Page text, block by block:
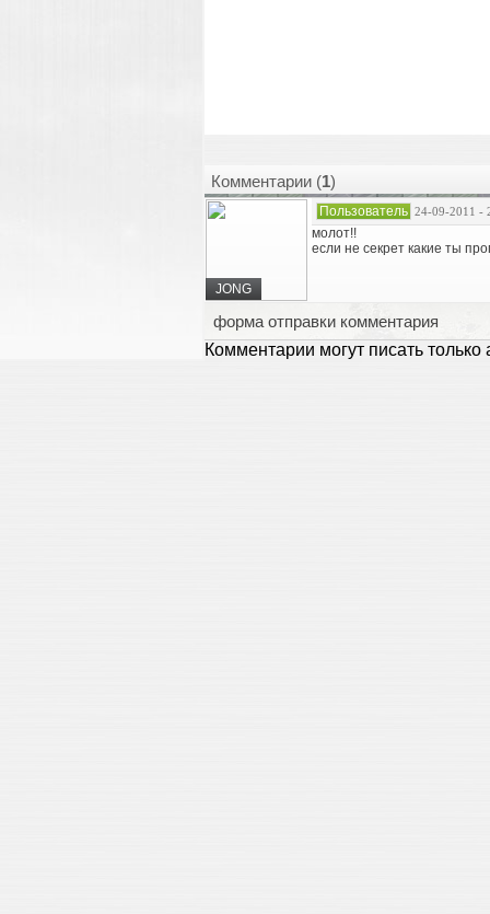
Комментарии (1)
JONG
Пользователь 24-09-2011 -
молот!!
если не секрет какие ты
форма отправки комментария
Комментарии могут писать